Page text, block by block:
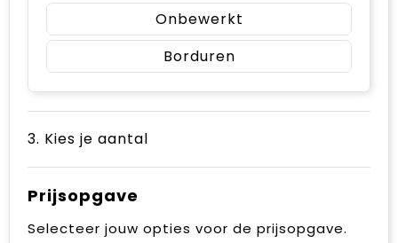
Onbewerkt
Borduren
3. Kies je aantal
Prijsopgave
Selecteer jouw opties voor de prijsopgave.